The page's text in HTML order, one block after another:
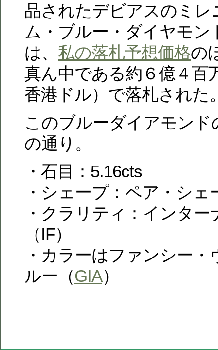
品されたデビアスのミレ
ム・ブルー・ダイヤモン
は、 私の落札予想価格の
真ん中である約６億４百
香港ドル）で落札された
このブルーダイアモン
の通り。
・石目：5.16cts
・シェープ：ペア・シェ
・クラリティ：インタ
（IF）
・カラーはファンシー
ルー（GIA）